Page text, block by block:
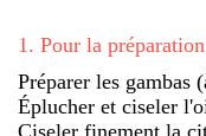
1 . Pour la préparation
Préparer les gambas
Éplucher et ciseler
Ciseler finement la